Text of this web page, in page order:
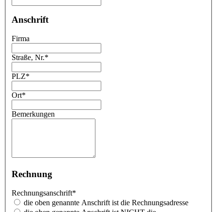
Anschrift
Firma
Straße, Nr.*
PLZ*
Ort*
Bemerkungen
Rechnung
Rechnungsanschrift*
die oben genannte Anschrift ist die Rechnungsadresse